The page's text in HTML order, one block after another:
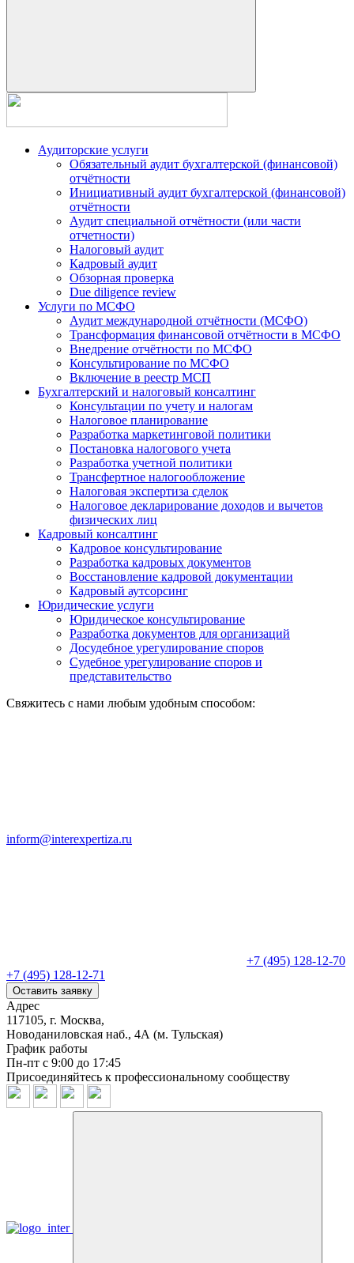
Аудиторские услуги
Обязательный аудит бухгалтерской (финансовой)
отчётности
Инициативный аудит бухгалтерской (финансовой)
отчётности
Аудит специальной отчётности (или части
отчетности)
Налоговый аудит
Кадровый аудит
Обзорная проверка
Due diligence review
Услуги по МСФО
Аудит международной отчётности (МСФО)
Трансформация финансовой отчётности в МСФО
Внедрение отчётности по МСФО
Консультирование по МСФО
Включение в реестр МСП
Бухгалтерский и налоговый консалтинг
Консультации по учету и налогам
Налоговое планирование
Разработка маркетинговой политики
Постановка налогового учета
Разработка учетной политики
Трансфертное налогообложение
Налоговая экспертиза сделок
Налоговое декларирование доходов и вычетов
физических лиц
Кадровый консалтинг
Кадровое консультирование
Разработка кадровых документов
Восстановление кадровой документации
Кадровый аутсорсинг
Юридические услуги
Юридическое консультирование
Разработка документов для организаций
Досудебное урегулирование споров
Судебное урегулирование споров и
представительство
Свяжитесь с нами любым удобным способом:
inform@interexpertiza.ru
+7 (495) 128-12-70
+7 (495) 128-12-71
Оставить заявку
Адрес
117105, г. Москва,
Новоданиловская наб., 4А (м. Тульская)
График работы
Пн-пт с 9:00 до 17:45
Присоединяйтесь к профессиональному сообществу